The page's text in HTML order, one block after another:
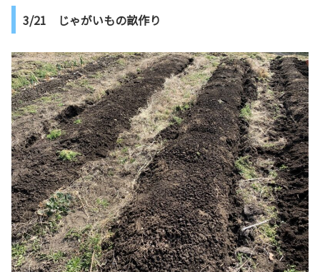
3/21 じゃがいもの畝作り